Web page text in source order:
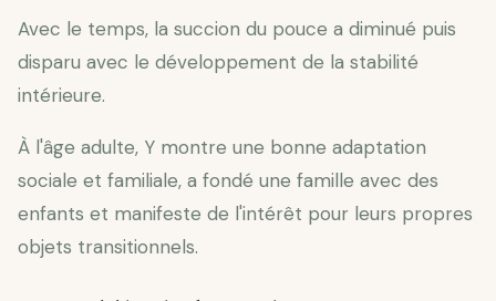
Avec le temps, la succion du pouce a diminué puis
disparu avec le développement de la stabilité
intérieure.
À l'âge adulte, Y montre une bonne adaptation
sociale et familiale, a fondé une famille avec des
enfants et manifeste de l'intérêt pour leurs propres
objets transitionnels.